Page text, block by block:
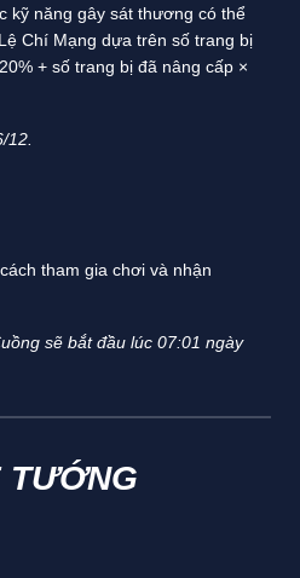
kỹ năng gây sát thương có thể
Chí Mạng dựa trên số trang bị
+ số trang bị đã nâng cấp ×
12.
tham gia chơi và nhận
sẽ bắt đầu lúc 07:01 ngày
TƯỚNG